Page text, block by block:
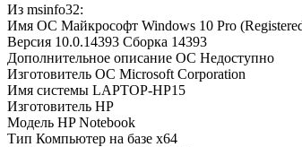
Из msinfo32:
Имя ОС Майкрософт Windows 10 Pro
Версия 10.0.14393 Сборка 14393
Дополнительное описание ОС Недоступно
Изготовитель ОС Microsoft Corporation
Имя системы LAPTOP-HP15
Изготовитель HP
Модель HP Notebook
Тип Компьютер на базе x64